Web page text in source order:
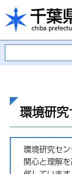
環境研
環境研究セ
関心と理解